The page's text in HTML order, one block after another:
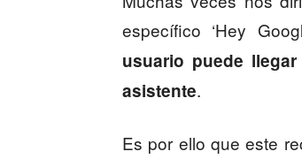
específico ‘Hey
usuario puede
asistente.
Es por ello que este